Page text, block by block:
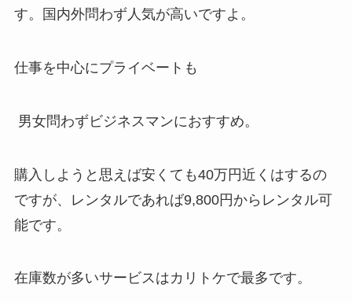
す。国内外問わず人気が高いですよ。
仕事を中心にプライベートも
男女問わずビジネスマンにおすすめ。
購入しようと思えば安くても40万円近くはするの
ですが、レンタルであれば9,800円からレンタル可
能です。
在庫数が多いサービスはカリトケで最多です。